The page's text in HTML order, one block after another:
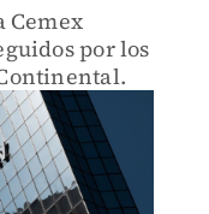
Cemex
por los